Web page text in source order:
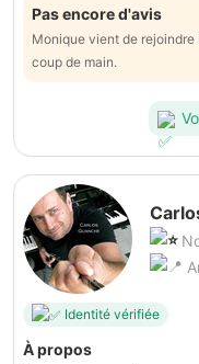
Pas encore d'avis
Monique vient de
coup de main.
Identité vérifiée
À propos